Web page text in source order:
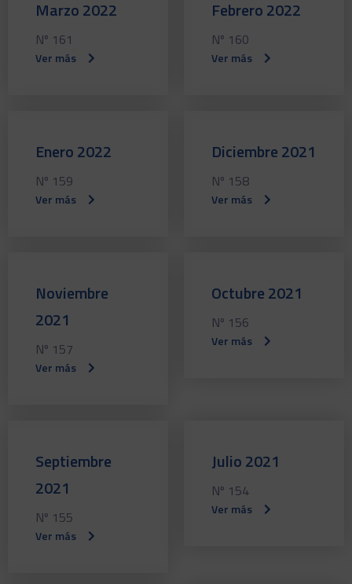
Marzo 2022
Nº 161
Ver más
Febrero 2022
Nº 160
Ver más
Enero 2022
Nº 159
Ver más
Diciembre 2021
Nº 158
Ver más
Noviembre
2021
Nº 157
Ver más
Octubre 2021
Nº 156
Ver más
Septiembre
2021
Nº 155
Ver más
Julio 2021
Nº 154
Ver más